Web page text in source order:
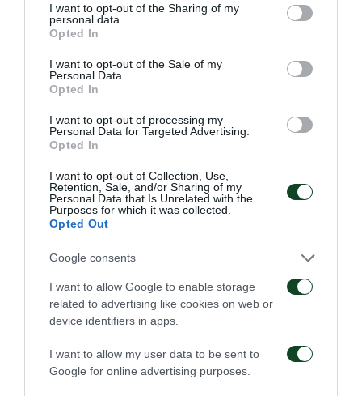
not limited to your visit or usage behaviour. You may click to
grant or deny consent to Google and its third-party tags to
use your data for below specified purposes in below Google
consent section.
I want to opt-out of the Sharing of my
personal data.
Opted In
I want to opt-out of the Sale of my
Personal Data.
Opted In
I want to opt-out of processing my
Personal Data for Targeted Advertising.
Opted In
I want to opt-out of Collection, Use,
Retention, Sale, and/or Sharing of my
Personal Data that Is Unrelated with the
Purposes for which it was collected.
Opted Out
Google consents
I want to allow Google to enable storage
related to advertising like cookies on web or
device identifiers in apps.
I want to allow my user data to be sent to
Google for online advertising purposes.
Τι σκέφτηκες όταν προέκυψε η πρόταση του
Παναθηναϊκού;
«Όταν ήρθε η πρώτη επικοινωνία με τον
Παναθηναϊκό με χαροποίησε πολύ γιατί αφορούσε
ένα σημαντικό ευρωπαϊκό σύλλογο και σκέφτηκα ότι
είναι μια μεγάλη ευκαιρία για εμένα».
Έπαιξες στη Λεγκανιές πέρυσι. Σπουδαία εμπειρία;
«Έκανα μια πολύ καλή σεζόν στην Πριμέρα Ντιβιζιόν
και αυτό με βοήθησε να μπορώ να προσαρμόζομαι.
Ελπίζω να κάνω μια σημαντική σεζόν εδώ για να
μπορέσω να βοηθήσω την ομάδα».
Πώς θα περιέγραφες τα αγωνιστικά χαρακτηριστικά